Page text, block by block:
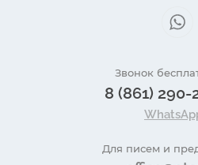
Звонок
8 (861) 290-
Для писем и